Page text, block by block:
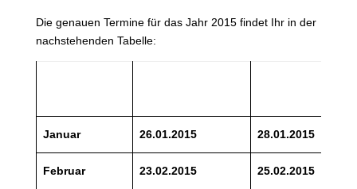
Die genauen Termine für das Jahr 2015 findet Ihr in der
nachstehenden Tabelle:
Januar 26.01.2015 28.01.2015
Februar 23.02.2015 25.02.2015